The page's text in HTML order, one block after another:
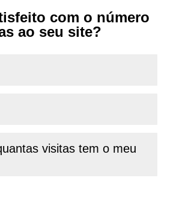
com o número
ao seu site?
visitas tem o meu